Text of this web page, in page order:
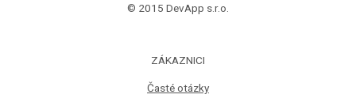
© 2015 DevApp s.r.o.
ZÁKAZNICI
Časté otázky